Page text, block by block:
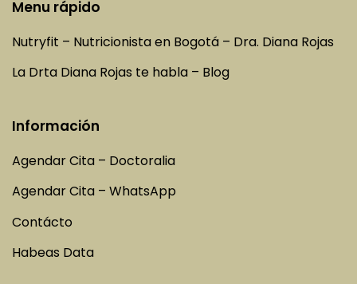
Menu rápido
Nutryfit – Nutricionista en Bogotá – Dra. Diana Rojas
La Drta Diana Rojas te habla – Blog
Información
Agendar Cita – Doctoralia
Agendar Cita – WhatsApp
Contácto
Habeas Data